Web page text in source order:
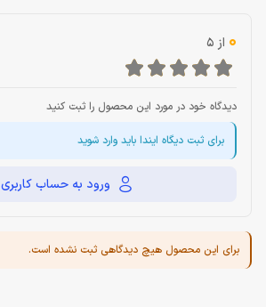
0 از 5
دیدگاه خود در مورد این محصول را ثبت کنید
برای ثبت دیگاه ایندا باید وارد شوید
ورود به حساب کاربری
برای این محصول هیچ دیدگاهی ثبت نشده است.